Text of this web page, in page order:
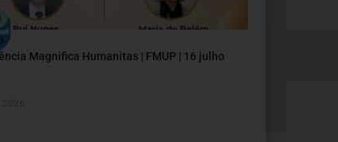
Magnifica Humanitas | FMUP | 16 julho